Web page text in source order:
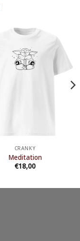
CRANKY
Meditation
€18,00